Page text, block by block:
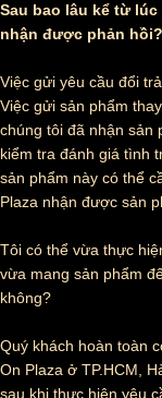
Sau bao lâu kể từ
nhận được phản hồi?
Việc gửi yêu cầu đổi
Việc gửi sản phẩm
chúng tôi đã nhận sản
kiểm tra đánh giá tình
sản phẩm này có thể
Plaza nhận được sản
Tôi có thể vừa thực
vừa mang sản phẩm
không?
Quý khách hoàn toàn
On Plaza ở TP.HCM,
sau khi thực hiện yêu